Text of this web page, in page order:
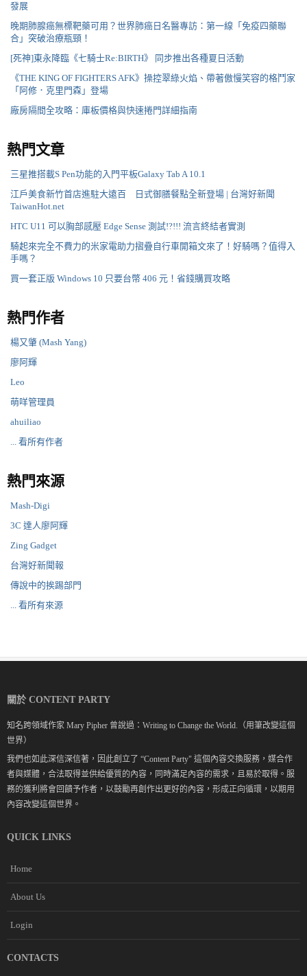
發展
晚期肺腺癌無標靶藥可用？世界肺癌日名醫專訪：第一線「免疫四藥聯
合」突破治療瓶頸！
[死神]東永降臨《七騎士Re:BIRTH》 同步推出各種夏日活動
《THE KING OF FIGHTERS AFK》操控翠綠火焰、帶著傲慢笑容的格鬥家
「阿修．克里門森」登場
廠房隔間全攻略：庫板價格與快速捲門詳細指南
熱門文章
三星推搭載S Pen功能的入門平板Galaxy Tab A 10.1
江戶美食新竹首店進駐大遠百 日式御膳餐點全新登場 | 台灣好新聞
TaiwanHot.net
HTC U11 可以胸部感壓 Edge Sense 測試!?!!! 流言終結者實測
騎起來完全不費力的米家電助力摺疊自行車開箱文來了！好騎嗎？值得入
手嗎？
買一套正版 Windows 10 只要台幣 406 元！省錢購買攻略
熱門作者
楊又肇 (Mash Yang)
廖阿輝
Leo
萌咩管理員
ahuiliao
... 看所有作者
熱門來源
Mash-Digi
3C 達人廖阿輝
Zing Gadget
台灣好新聞報
傳說中的挨踢部門
... 看所有來源
關於 CONTENT PARTY
知名跨領域作家 Mary Pipher 曾說過：Writing to Change the World.（用筆改變這個
世界）
我們也如此深信深信著，因此創立了 “Content Party" 這個內容交換服務，媒合作
者與媒體，合法取得並供給優質的內容，同時滿足內容的需求，且易於取得。服
務的獲利將會回饋予作者，以鼓勵再創作出更好的內容，形成正向循環，以期用
內容改變這個世界。
QUICK LINKS
Home
About Us
Login
CONTACTS